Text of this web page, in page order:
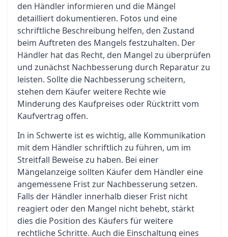
den Händler informieren und die Mängel
detailliert dokumentieren. Fotos und eine
schriftliche Beschreibung helfen, den Zustand
beim Auftreten des Mangels festzuhalten. Der
Händler hat das Recht, den Mangel zu überprüfen
und zunächst Nachbesserung durch Reparatur zu
leisten. Sollte die Nachbesserung scheitern,
stehen dem Käufer weitere Rechte wie
Minderung des Kaufpreises oder Rücktritt vom
Kaufvertrag offen.
In in Schwerte ist es wichtig, alle Kommunikation
mit dem Händler schriftlich zu führen, um im
Streitfall Beweise zu haben. Bei einer
Mängelanzeige sollten Käufer dem Händler eine
angemessene Frist zur Nachbesserung setzen.
Falls der Händler innerhalb dieser Frist nicht
reagiert oder den Mangel nicht behebt, stärkt
dies die Position des Käufers für weitere
rechtliche Schritte. Auch die Einschaltung eines